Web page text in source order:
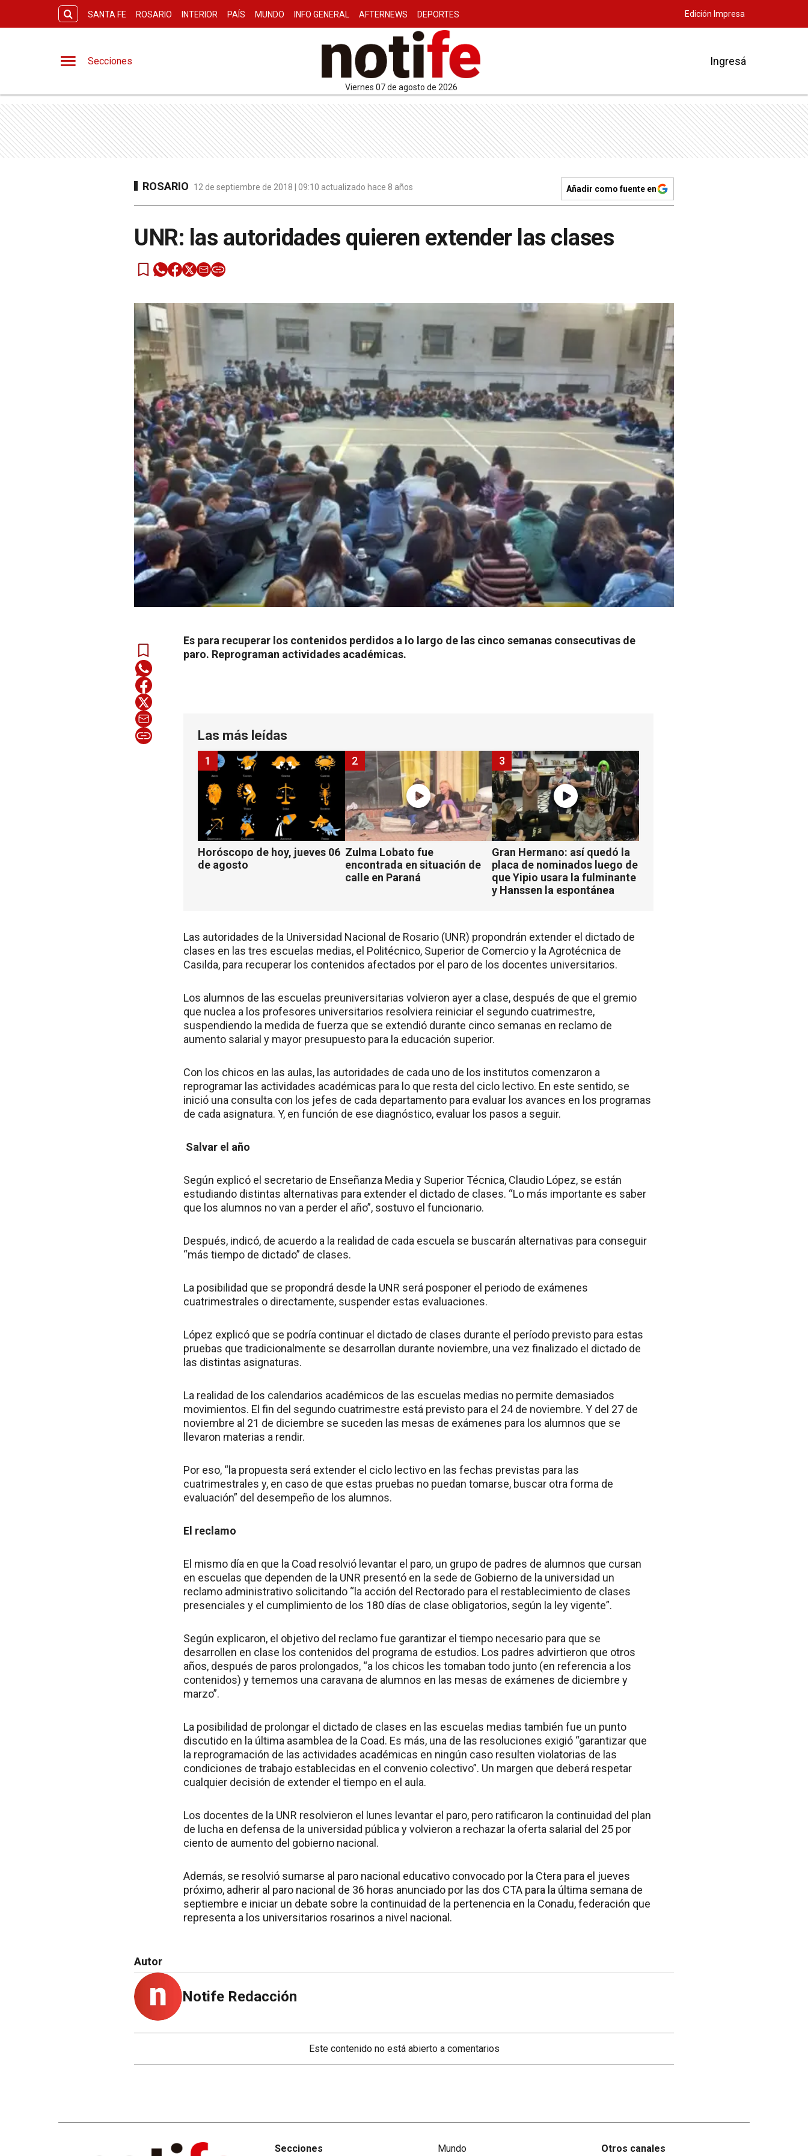
SANTA FE ROSARIO INTERIOR PAÍS MUNDO INFO GENERAL AFTERNEWS DEPORTES Edición Impresa
Secciones
viernes 07 de agosto de 2026
Ingresá
ROSARIO 12 de septiembre de 2018 | 09:10 actualizado hace 8 años Añadir como fuente en
UNR: las autoridades quieren extender las clases
Es para recuperar los contenidos perdidos a lo largo de las cinco semanas consecutivas de
paro. Reprograman actividades académicas.
Las más leídas
Horóscopo de hoy, jueves 06
de agosto
1
Zulma Lobato fue
encontrada en situación de
calle en Paraná
2
Gran Hermano: así quedó la
placa de nominados luego de
que Yipio usara la fulminante
y Hanssen la espontánea
3
Las autoridades de la Universidad Nacional de Rosario (UNR) propondrán extender el dictado de
clases en las tres escuelas medias, el Politécnico, Superior de Comercio y la Agrotécnica de
Casilda, para recuperar los contenidos afectados por el paro de los docentes universitarios.
Los alumnos de las escuelas preuniversitarias volvieron ayer a clase, después de que el gremio
que nuclea a los profesores universitarios resolviera reiniciar el segundo cuatrimestre,
suspendiendo la medida de fuerza que se extendió durante cinco semanas en reclamo de
aumento salarial y mayor presupuesto para la educación superior.
Con los chicos en las aulas, las autoridades de cada uno de los institutos comenzaron a
reprogramar las actividades académicas para lo que resta del ciclo lectivo. En este sentido, se
inició una consulta con los jefes de cada departamento para evaluar los avances en los programas
de cada asignatura. Y, en función de ese diagnóstico, evaluar los pasos a seguir.
Salvar el año
Según explicó el secretario de Enseñanza Media y Superior Técnica, Claudio López, se están
estudiando distintas alternativas para extender el dictado de clases. “Lo más importante es saber
que los alumnos no van a perder el año”, sostuvo el funcionario.
Después, indicó, de acuerdo a la realidad de cada escuela se buscarán alternativas para conseguir
“más tiempo de dictado” de clases.
La posibilidad que se propondrá desde la UNR será posponer el periodo de exámenes
cuatrimestrales o directamente, suspender estas evaluaciones.
López explicó que se podría continuar el dictado de clases durante el período previsto para estas
pruebas que tradicionalmente se desarrollan durante noviembre, una vez finalizado el dictado de
las distintas asignaturas.
La realidad de los calendarios académicos de las escuelas medias no permite demasiados
movimientos. El fin del segundo cuatrimestre está previsto para el 24 de noviembre. Y del 27 de
noviembre al 21 de diciembre se suceden las mesas de exámenes para los alumnos que se
llevaron materias a rendir.
Por eso, “la propuesta será extender el ciclo lectivo en las fechas previstas para las
cuatrimestrales y, en caso de que estas pruebas no puedan tomarse, buscar otra forma de
evaluación” del desempeño de los alumnos.
El reclamo
El mismo día en que la Coad resolvió levantar el paro, un grupo de padres de alumnos que cursan
en escuelas que dependen de la UNR presentó en la sede de Gobierno de la universidad un
reclamo administrativo solicitando “la acción del Rectorado para el restablecimiento de clases
presenciales y el cumplimiento de los 180 días de clase obligatorios, según la ley vigente”.
Según explicaron, el objetivo del reclamo fue garantizar el tiempo necesario para que se
desarrollen en clase los contenidos del programa de estudios. Los padres advirtieron que otros
años, después de paros prolongados, “a los chicos les tomaban todo junto (en referencia a los
contenidos) y tememos una caravana de alumnos en las mesas de exámenes de diciembre y
marzo”.
La posibilidad de prolongar el dictado de clases en las escuelas medias también fue un punto
discutido en la última asamblea de la Coad. Es más, una de las resoluciones exigió “garantizar que
la reprogramación de las actividades académicas en ningún caso resulten violatorias de las
condiciones de trabajo establecidas en el convenio colectivo”. Un margen que deberá respetar
cualquier decisión de extender el tiempo en el aula.
Los docentes de la UNR resolvieron el lunes levantar el paro, pero ratificaron la continuidad del plan
de lucha en defensa de la universidad pública y volvieron a rechazar la oferta salarial del 25 por
ciento de aumento del gobierno nacional.
Además, se resolvió sumarse al paro nacional educativo convocado por la Ctera para el jueves
próximo, adherir al paro nacional de 36 horas anunciado por las dos CTA para la última semana de
septiembre e iniciar un debate sobre la continuidad de la pertenencia en la Conadu, federación que
representa a los universitarios rosarinos a nivel nacional.
Autor
Notife Redacción
Este contenido no está abierto a comentarios
Secciones
Mundo
Otros canales